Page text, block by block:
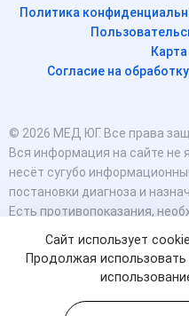
Политика
Согласие на
© 2026 МЕД ЮГ. Все права
Вся информация на сайте не
несёт сугубо
постановки диагноза и
Есть противопоказания,
мессенджерам и в соцсетях
информационный характер и
Оставаясь на сайте вы
Сайт использует
Продолжая